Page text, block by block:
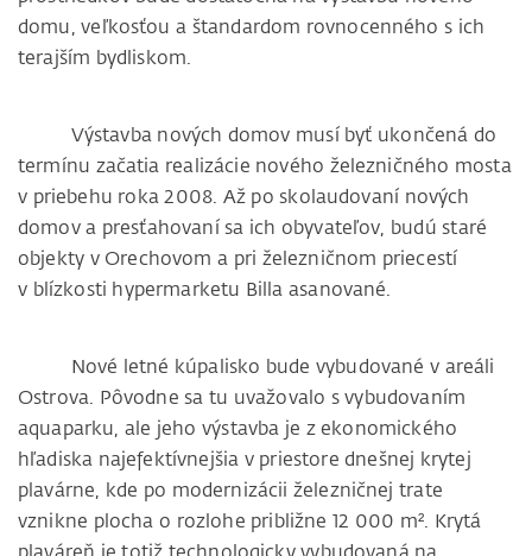
domu, veľkosťou a štandardom rovnocenného s ich
terajším bydliskom.
Výstavba nových domov musí byť ukončená do
termínu začatia realizácie nového železničného mosta
v priebehu roka 2008. Až po skolaudovaní nových
domov a presťahovaní sa ich obyvateľov, budú staré
objekty v Orechovom a pri železničnom priecestí
v blízkosti hypermarketu Billa asanované.
Nové letné kúpalisko bude vybudované v areáli
Ostrova. Pôvodne sa tu uvažovalo s vybudovaním
aquaparku, ale jeho výstavba je z ekonomického
hľadiska najefektívnejšia v priestore dnešnej krytej
plavárne, kde po modernizácii železničnej trate
vznikne plocha o rozlohe približne 12 000 m². Krytá